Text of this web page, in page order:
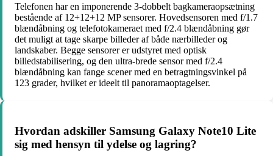
Telefonen har en imponerende 3-dobbelt bagkameraopsætning
bestående af 12+12+12 MP sensorer. Hovedsensoren med f/1.7
blændåbning og telefotokameraet med f/2.4 blændåbning gør
det muligt at tage skarpe billeder af både nærbilleder og
landskaber. Begge sensorer er udstyret med optisk
billedstabilisering, og den ultra-brede sensor med f/2.4
blændåbning kan fange scener med en betragtningsvinkel på
123 grader, hvilket er ideelt til panoramaoptagelser.
Hvordan adskiller Samsung Galaxy Note10 Lite
sig med hensyn til ydelse og lagring?